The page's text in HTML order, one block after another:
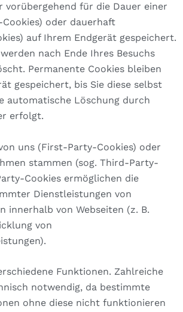
vorübergehend für die Dauer einer
oder dauerhaft
auf Ihrem Endgerät gespeichert.
nach Ende Ihres Besuchs
Permanente Cookies bleiben
gespeichert, bis Sie diese selbst
automatische Löschung durch
erfolgt.
uns (First-Party-Cookies) oder
stammen (sog. Third-Party-
Cookies ermöglichen die
Dienstleistungen von
innerhalb von Webseiten (z. B.
von
Funktionen. Zahlreiche
notwendig, da bestimmte
ohne diese nicht funktionieren